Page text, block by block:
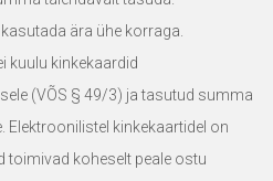
ära ühe korraga.
kuulu kinkekaardid
(VÕS § 49/3) ja tasutud summa
Elektroonilistel kinkekaartidel on
toimivad koheselt peale ostu